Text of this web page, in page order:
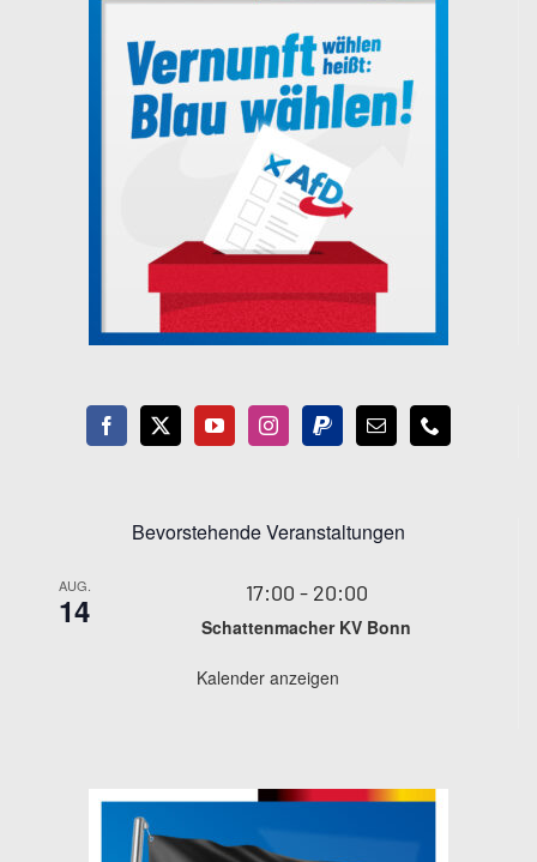
Bevorstehende Veranstaltungen
AUG.
14 17:00 - 20:00
Schattenmacher KV Bonn
Kalender anzeigen